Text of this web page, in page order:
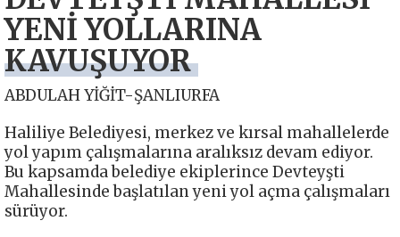
YENİ YOLLARINA
KAVUŞUYOR
ABDULAH YİĞİT-ŞANLIURFA
Haliliye Belediyesi, merkez ve kırsal mahallelerde
yol yapım çalışmalarına aralıksız devam ediyor.
Bu kapsamda belediye ekiplerince Devteyşti
Mahallesinde başlatılan yeni yol açma çalışmaları
sürüyor.